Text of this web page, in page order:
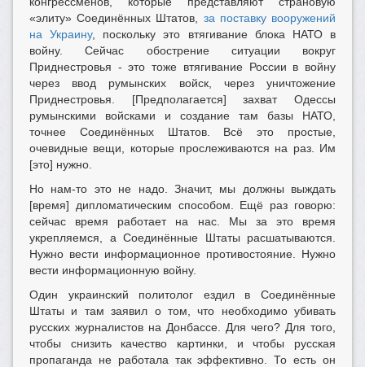
«элиту» Соединённых Штатов, за поставку вооружений
на Украину, поскольку это втягивание блока НАТО в
войну. Сейчас обострение ситуации вокруг
Приднестровья - это тоже втягивание России в войну
через ввод румынских войск, через уничтожение
Приднестровья. [Предполагается] захват Одессы
румынскими войсками и создание там базы НАТО,
точнее Соединённых Штатов. Всё это простые,
очевидные вещи, которые прослеживаются на раз. Им
[это] нужно.
Но нам-то это не надо. Значит, мы должны выждать
[время] дипломатическим способом. Ещё раз говорю:
сейчас время работает на нас. Мы за это время
укрепляемся, а Соединённые Штаты расшатываются.
Нужно вести информационное противостояние. Нужно
вести информационную войну.
Один украинский политолог ездил в Соединённые
Штаты и там заявил о том, что необходимо убивать
русских журналистов на Донбассе. Для чего? Для того,
чтобы снизить качество картинки, и чтобы русская
пропаганда не работала так эффективно. То есть он